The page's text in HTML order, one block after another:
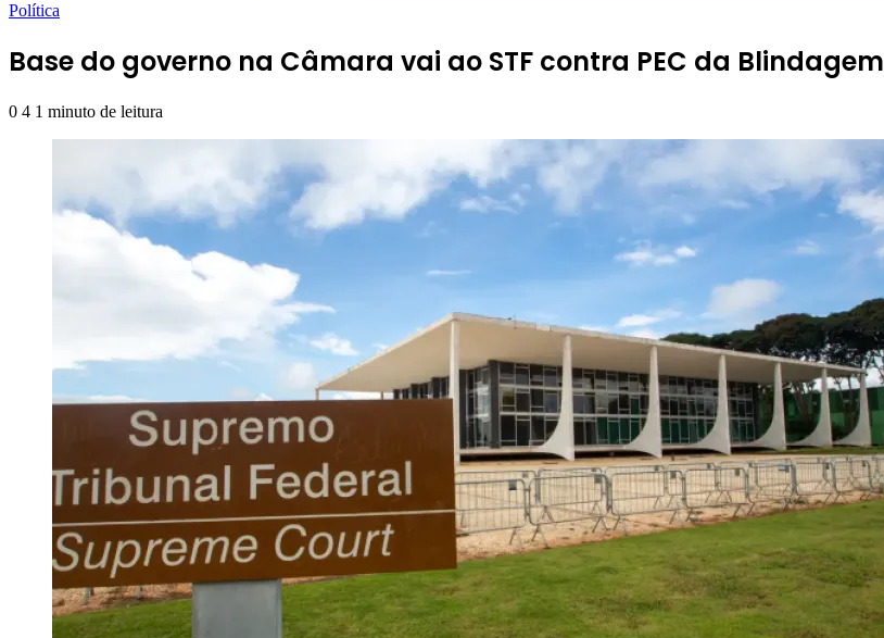
Política
Base do governo na Câmara vai ao STF contra PEC da Blindagem
0 4 1 minuto de leitura